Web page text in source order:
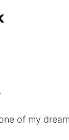
de
of my